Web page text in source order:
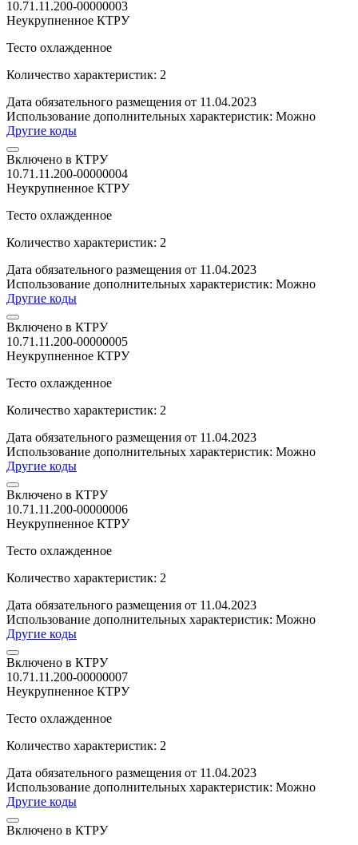
10.71.11.200-00000003
Неукрупненное КТРУ
Тесто охлажденное
Количество характеристик: 2
Дата обязательного размещения от 11.04.2023
Использование дополнительных характеристик: Можно
Другие коды
Включено в КТРУ
10.71.11.200-00000004
Неукрупненное КТРУ
Тесто охлажденное
Количество характеристик: 2
Дата обязательного размещения от 11.04.2023
Использование дополнительных характеристик: Можно
Другие коды
Включено в КТРУ
10.71.11.200-00000005
Неукрупненное КТРУ
Тесто охлажденное
Количество характеристик: 2
Дата обязательного размещения от 11.04.2023
Использование дополнительных характеристик: Можно
Другие коды
Включено в КТРУ
10.71.11.200-00000006
Неукрупненное КТРУ
Тесто охлажденное
Количество характеристик: 2
Дата обязательного размещения от 11.04.2023
Использование дополнительных характеристик: Можно
Другие коды
Включено в КТРУ
10.71.11.200-00000007
Неукрупненное КТРУ
Тесто охлажденное
Количество характеристик: 2
Дата обязательного размещения от 11.04.2023
Использование дополнительных характеристик: Можно
Другие коды
Включено в КТРУ